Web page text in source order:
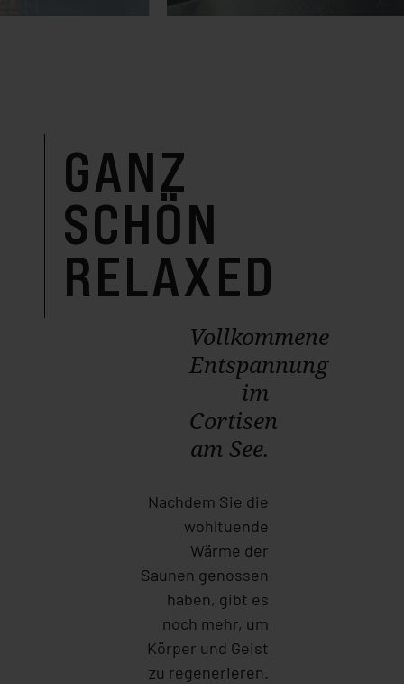
Vollkommene
Entspannung
im
Cortisen
am See.
Nachdem Sie die
wohltuende
Wärme der
Saunen genossen
haben, gibt es
noch mehr, um
Körper und Geist
zu regenerieren.
GANZ
SCHÖN
RELAXED